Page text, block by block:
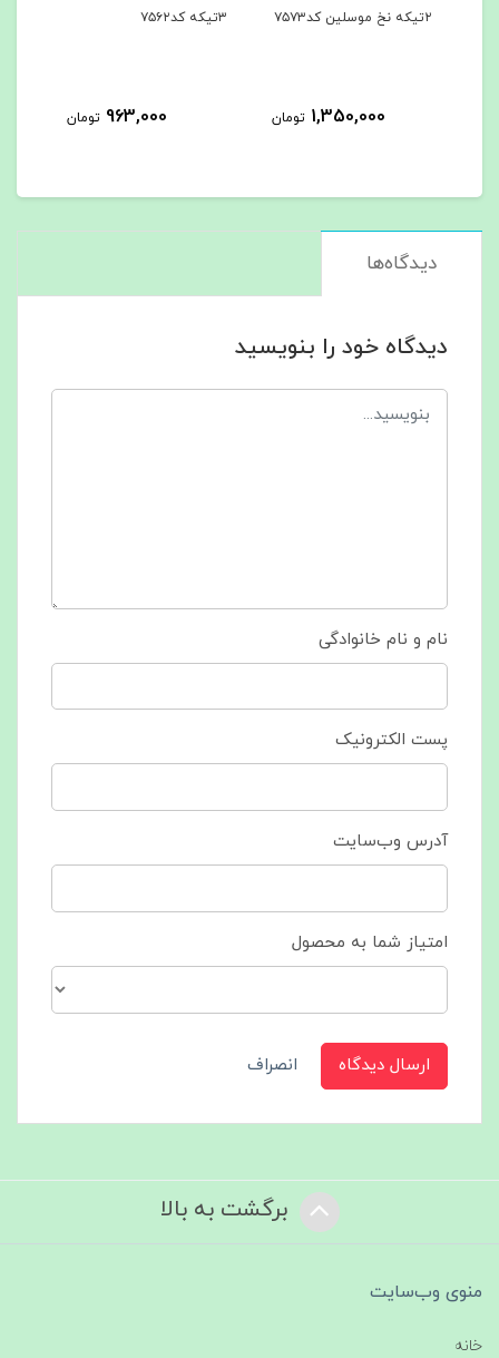
۲تیکه نخ موسلین کد۷۵۷۳
1,350,000 تومان
۳تیکه کد۷۵۶۲
963,000 تومان
دیدگاه‌ها
دیدگاه خود را بنویسید
نام و نام خانوادگی
پست الکترونیک
آدرس وب‌سایت
امتیاز شما به محصول
ارسال دیدگاه انصراف
برگشت به بالا
منوی وب‌سایت
خانه